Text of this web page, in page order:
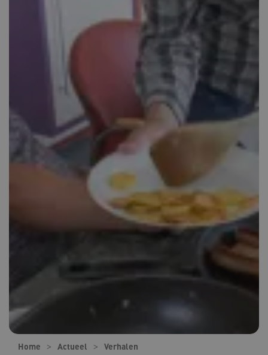
Home Actueel
Verhalen